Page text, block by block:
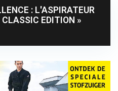
: L'ASPIRATEUR
EDITION »